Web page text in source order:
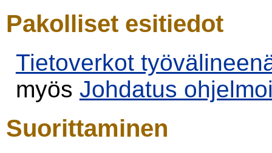
Pakolliset esitiedot
Tietoverkot
myös Johdatus
Suorittaminen